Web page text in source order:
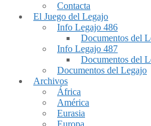
Contacta
El Juego del Legajo
Info Legajo 486
Documentos del
Info Legajo 487
Documentos del
Documentos del Legajo
Archivos
África
América
Eurasia
Europa